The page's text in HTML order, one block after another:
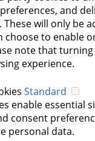
and
These will only be
choose to enable
note that
experience.
Standard
enable essential
consent
personal data.